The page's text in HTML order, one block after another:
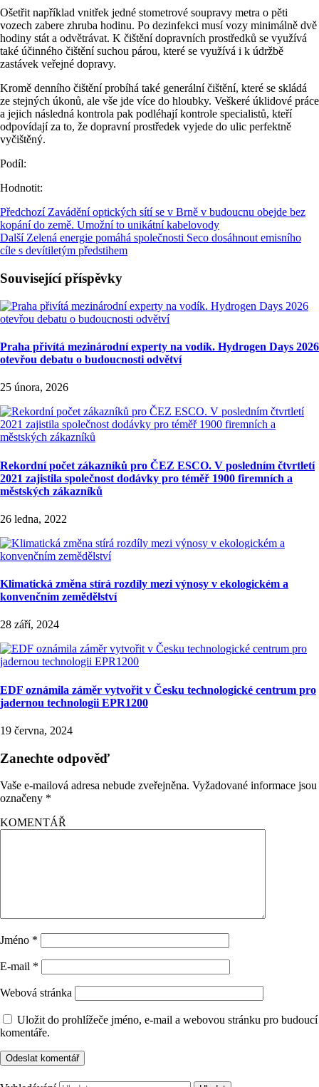
Ošetřit například vnitřek jedné stometrové soupravy metra o pěti
vozech zabere zhruba hodinu. Po dezinfekci musí vozy minimálně dvě
hodiny stát a odvětrávat. K čištění dopravních prostředků se využívá
také účinného čištění suchou párou, které se využívá i k údržbě
zastávek veřejné dopravy.
Kromě denního čištění probíhá také generální čištění, které se skládá
ze stejných úkonů, ale vše jde více do hloubky. Veškeré úklidové práce
a jejich následná kontrola pak podléhají kontrole specialistů, kteří
odpovídají za to, že dopravní prostředek vyjede do ulic perfektně
vyčištěný.
Podíl:
Hodnotit:
Předchozí Zavádění optických sítí se v Brně v budoucnu obejde bez
kopání do země. Umožní to unikátní kabelovody
Další Zelená energie pomáhá společnosti Seco dosáhnout emisního
cíle s devítiletým předstihem
Související příspěvky
Praha přivítá mezinárodní experty na vodík. Hydrogen Days 2026
otevřou debatu o budoucnosti odvětví
25 února, 2026
Rekordní počet zákazníků pro ČEZ ESCO. V posledním čtvrtletí
2021 zajistila společnost dodávky pro téměř 1900 firemních a
městských zákazníků
26 ledna, 2022
Klimatická změna stírá rozdíly mezi výnosy v ekologickém a
konvenčním zemědělství
28 září, 2024
EDF oznámila záměr vytvořit v Česku technologické centrum pro
jadernou technologii EPR1200
19 června, 2024
Zanechte odpověď
Vaše e-mailová adresa nebude zveřejněna. Vyžadované informace jsou
označeny *
KOMENTÁŘ
Jméno *
E-mail *
Webová stránka
Uložit do prohlížeče jméno, e-mail a webovou stránku pro budoucí
komentáře.